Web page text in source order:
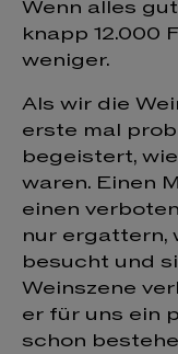
Wenn alles
knapp 12.000
weniger.
Als wir die
erste mal
begeistert,
waren. Einen
einen
nur ergattern,
besucht und
Weinszene
er für uns ein
schon